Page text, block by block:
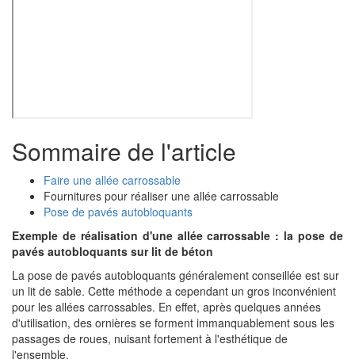
Sommaire de l'article
Faire une allée carrossable
Fournitures pour réaliser une allée carrossable
Pose de pavés autobloquants
Exemple de réalisation d'une allée carrossable : la pose de
pavés autobloquants sur lit de béton
La pose de pavés autobloquants généralement conseillée est sur
un lit de sable. Cette méthode a cependant un gros inconvénient
pour les allées carrossables. En effet, après quelques années
d'utilisation, des ornières se forment immanquablement sous les
passages de roues, nuisant fortement à l'esthétique de
l'ensemble.